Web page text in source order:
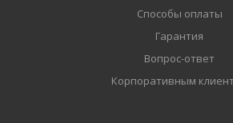
Способы оплаты
Гарантия
Вопрос-ответ
Корпоративным